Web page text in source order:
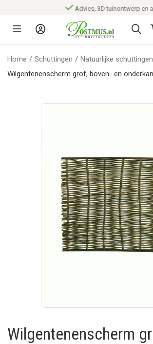
Advies, 3D tuinontwerp en
Home / Schuttingen / Natuurlijke schuttingen
Wilgentenenscherm grof, boven- en
Wilgentenenscherm